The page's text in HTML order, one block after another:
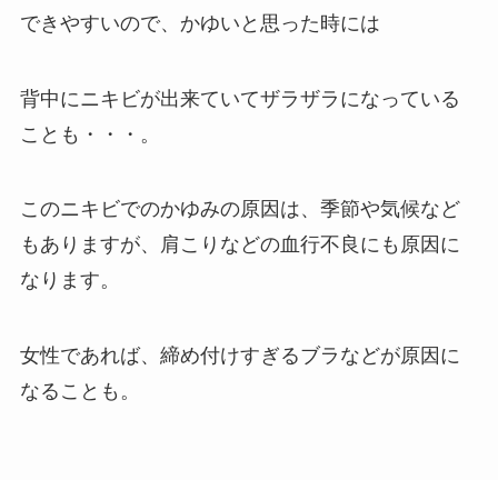
できやすいので、かゆいと思った時には
背中にニキビが出来ていてザラザラになっている
ことも・・・。
このニキビでのかゆみの原因は、季節や気候など
もありますが、肩こりなどの血行不良にも原因に
なります。
女性であれば、締め付けすぎるブラなどが原因に
なることも。